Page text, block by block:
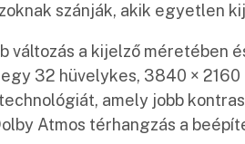
szánják, akik egyetlen
változás a kijelző méretében
32 hüvelykes, 3840 ×
amely jobb
Atmos térhangzás a